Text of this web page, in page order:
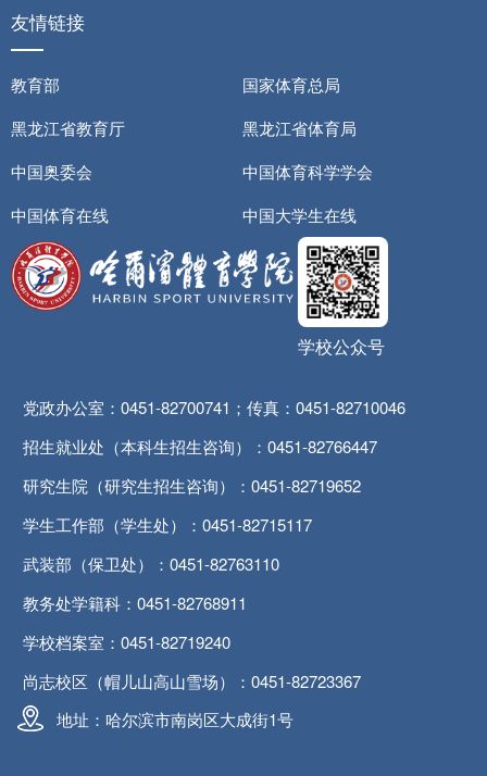
友情链接
教育部
国家体育总局
黑龙江省教育厅
黑龙江省体育局
中国奥委会
中国体育科学学会
中国体育在线
中国大学生在线
学校公众号
党政办公室：0451-82700741；传真：0451-82710046
招生就业处（本科生招生咨询）：0451-82766447
研究生院（研究生招生咨询）：0451-82719652
学生工作部（学生处）：0451-82715117
武装部（保卫处）：0451-82763110
教务处学籍科：0451-82768911
学校档案室：0451-82719240
尚志校区（帽儿山高山雪场）：0451-82723367
地址：哈尔滨市南岗区大成街1号